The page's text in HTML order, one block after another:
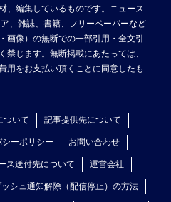
、編集しているものです。ニュース
、雑誌、書籍、フリーペーパーなど
画像）の無断での一部引用・全文引
禁じます。無断掲載にあたっては、
用をお支払い頂くことに同意したも
ついて 記事提供先について
シーポリシー お問い合わせ
ス送付先について 運営会社
ッシュ通知解除（配信停止）の方法